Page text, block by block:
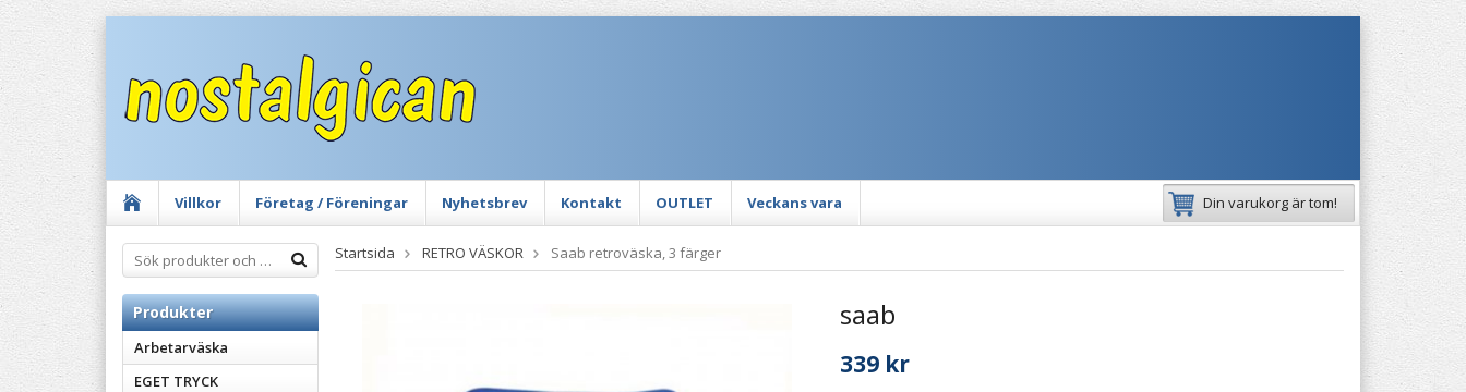
Villkor Företag / Föreningar Nyhetsbrev Kontakt OUTLET Veckans vara Din varukorg är tom!
Produkter
Arbetarväska
EGET TRYCK
Startsida RETRO VÄSKOR Saab retroväska, 3 färger
saab
339 kr